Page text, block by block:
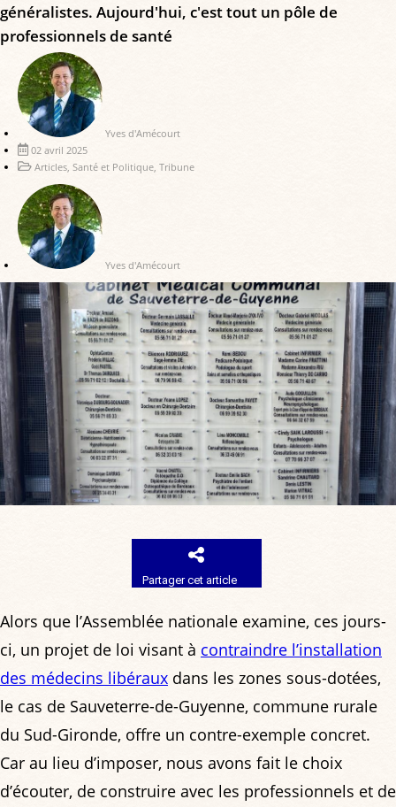
généralistes. Aujourd'hui, c'est tout un pôle de
professionnels de santé
Yves d'Amécourt
02 avril 2025
Articles, Santé et Politique, Tribune
Yves d'Amécourt
Partager cet article
Alors que l’Assemblée nationale examine, ces jours-
ci, un projet de loi visant à contraindre l’installation
des médecins libéraux dans les zones sous-dotées,
le cas de Sauveterre-de-Guyenne, commune rurale
du Sud-Gironde, offre un contre-exemple concret.
Car au lieu d’imposer, nous avons fait le choix
d’écouter, de construire avec les professionnels et de